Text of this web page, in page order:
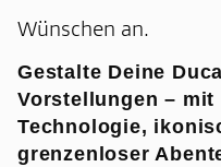
Wünschen an.
Gestalte Deine
Vorstellungen –
Technologie,
grenzenloser